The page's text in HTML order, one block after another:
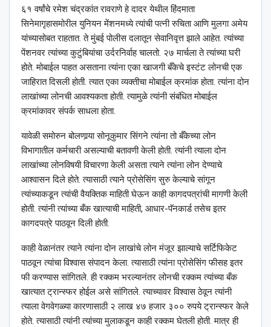
६१ वर्षांचे रमेश चंद्रकांत रावराणे हे दादर येथील हिंदमाता
सिनेमागृहासमोरील युनियन मेंशनमध्ये त्यांची पत्नी रुचिता आणि मुलगा अमेय
यांच्यासोबत राहतात. ते मुंबई पोलीस दलातून सेवानिवृत्त झाले आहेत. त्यांच्या
पेंशनवर त्यांच्या कुटुंबियांचा उर्दरनिर्वाह चालतो. २७ मार्चला ते त्यांच्या घरी
होते. मोबाईल पाहत असताना त्यांना एका खाजगी बँकेचे इस्टंट लोनची एक
जाहिरात दिसली होती. त्यात एका व्यक्तीचा मोबाईल क्रमांक होता. त्यांना दोन
लाखांच्या लोनची आवश्यकता होती. त्यामुळे त्यांनी संबंधित मोबाईल
क्रमांकावर संपर्क साधला होता.
यावेळी समोरुन बोलणार्‍या सोनूकुमार सिंगने त्यांना तो बँकेच्या लोन
विभागातील कर्मचारी असल्याची बतावणी केली होती. त्यांनी त्याला दोन
लाखांच्या लोनविषयी विचारणा केली असता त्याने त्यांना लोन देण्याचे
आश्‍वासन दिले होते. त्यासाठी त्याने प्रोसेसिंग सुरु केल्याचे सांगून
त्यांच्याकडून त्यांची वैयक्तिक माहिती घेऊन काही कागदपत्रांची मागणी केली
होती. त्यांनी त्यांच्या बँक खात्याची माहिती, आधार-पॅनकार्ड तसेच इतर
कागदपत्रे पाठवून दिली होती.
काही वेळानंतर त्याने त्यांना दोन लाखांचे लोन मंजूर झाल्याचे सर्टिफिकेट
पाठवून त्यांचा विश्‍वास संपादन केला. त्यासाठी त्यांना प्रोसेसिंग फीसह इतर
फी करण्यास सांगितले. ही रक्कम भरल्यानंतर लोनची रक्कम त्यांच्या बँक
खात्यात ट्रान्स्फर होईल असे सांगितले. त्याच्यावर विश्‍वास ठेवून त्यांनी
त्याला वेगवेगळ्या कारणासाठी २ लाख ४७ हजार ३०० रुपये ट्रान्स्फर केले
होते. त्यासाठी त्यांनी त्यांच्या मुलाकडून काही रक्कम घेतली होती. मात्र ही